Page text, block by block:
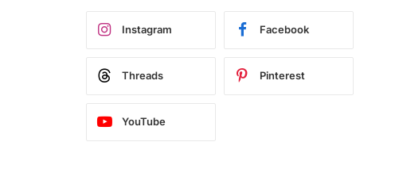
Instagram Facebook
Threads Pinterest
YouTube